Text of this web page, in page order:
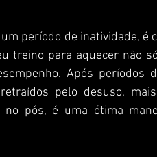
treino para aquecer não
Após períodos
pelo desuso,
pós, é uma ótima